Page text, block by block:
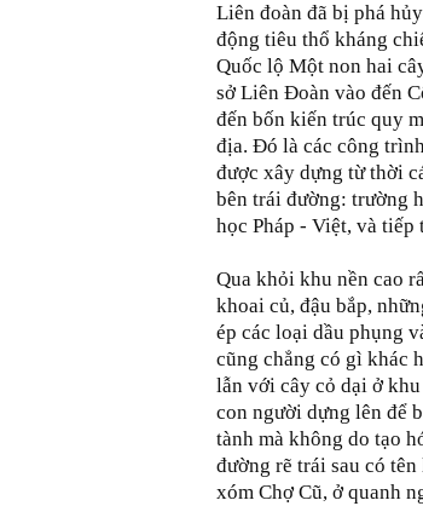
Liên đoàn đã bị phá
động tiêu thổ kháng
Quốc lộ Một non hai
sở Liên Đoàn vào đến
đến bốn kiến trúc quy
địa. Đó là các công
được xây dựng từ thời
bên trái đường: trường
học Pháp - Việt, và
Qua khỏi khu nền cao
khoai củ, đậu bắp,
ép các loại dầu phụng
cũng chẳng có gì khác
lẫn với cây cỏ dại ở
con người dựng lên để
tành mà không do tạo
đường rẽ trái sau có
xóm Chợ Cũ, ở quanh